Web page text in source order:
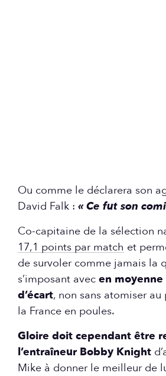
Ou comme le déclarera son
David Falk : « Ce fut son
Co-capitaine de la sélection
17,1 points par match et
de survoler comme jamais la
s’imposant avec en
d’écart, non sans atomiser au
la France en poules.
Gloire doit cependant être
l’entraîneur Bobby Knight
Mike à donner le meilleur de